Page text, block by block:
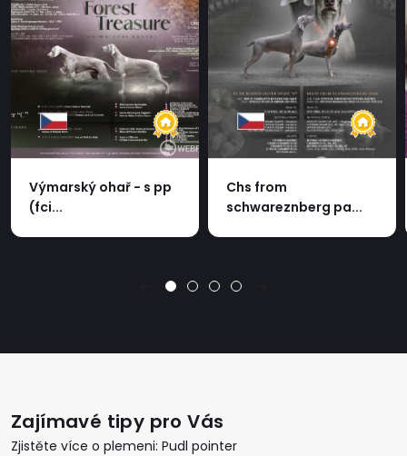
Výmarský ohař - s pp
(fci...
Chs from
schwareznberg pa...
Zajímavé tipy pro Vás
Zjistěte více o plemeni: Pudl pointer